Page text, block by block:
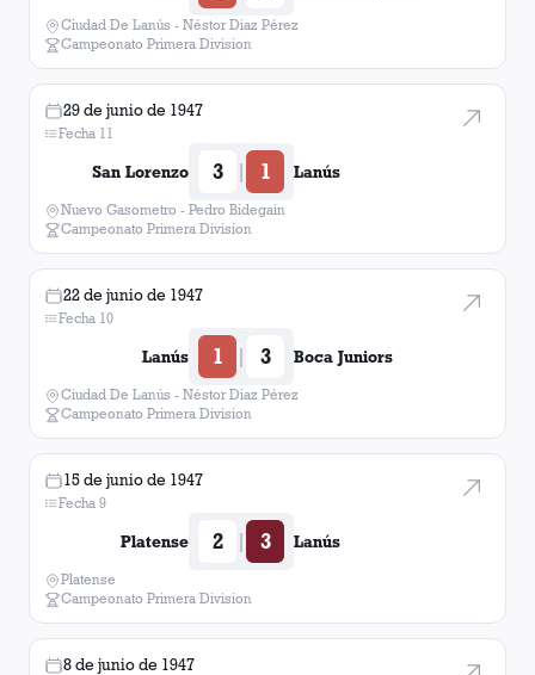
Ciudad De Lanús - Néstor Diaz Pérez
Campeonato Primera Division
29 de junio de 1947
Fecha 11
San Lorenzo 3 | 1 Lanús
Nuevo Gasometro - Pedro Bidegain
Campeonato Primera Division
22 de junio de 1947
Fecha 10
Lanús 1 | 3 Boca Juniors
Ciudad De Lanús - Néstor Diaz Pérez
Campeonato Primera Division
15 de junio de 1947
Fecha 9
Platense 2 | 3 Lanús
Platense
Campeonato Primera Division
8 de junio de 1947